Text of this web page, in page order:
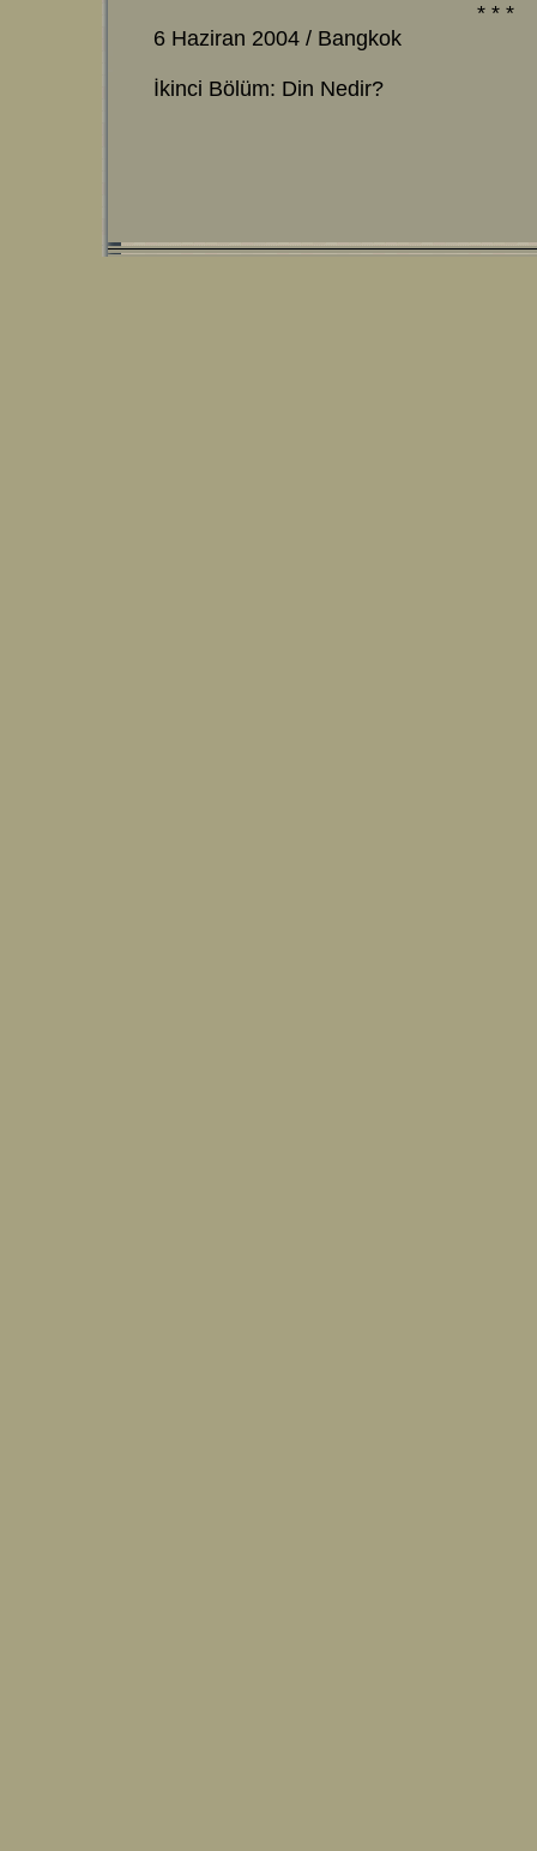
* * *
6 Haziran 2004 / Bangkok
İkinci Bölüm: Din Nedir?